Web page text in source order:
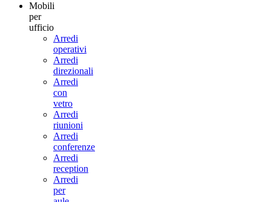
Mobili
per
ufficio
Arredi
operativi
Arredi
direzionali
Arredi
con
vetro
Arredi
riunioni
Arredi
conferenze
Arredi
reception
Arredi
per